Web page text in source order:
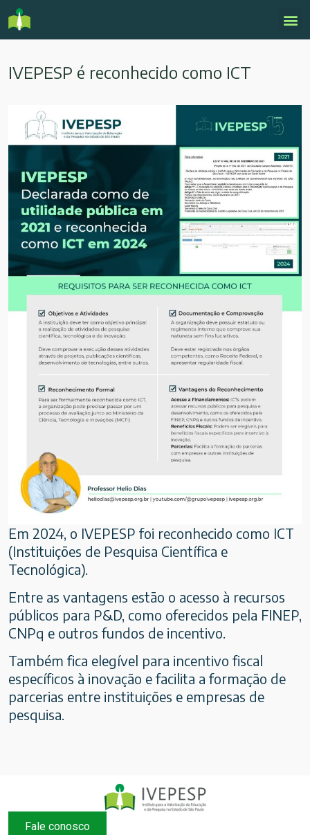
IVEPESP é reconhecido como ICT
Em 2024, o IVEPESP foi reconhecido como ICT
(Instituições de Pesquisa Científica e
Tecnológica).
Entre as vantagens estão o acesso à recursos
públicos para P&D, como oferecidos pela FINEP,
CNPq e outros fundos de incentivo.
Também fica elegível para incentivo fiscal
específicos à inovação e facilita a formação de
parcerias entre instituições e empresas de
pesquisa.
Fale conosco